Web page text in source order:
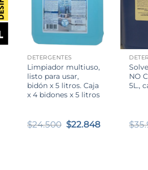
+
DETERGENTES
Limpiador multiuso,
listo para usar,
bidón x 5 litros. Caja
x 4 bidones x 5 litros
$24.500 El
$22.848El
NO
5L.,
$